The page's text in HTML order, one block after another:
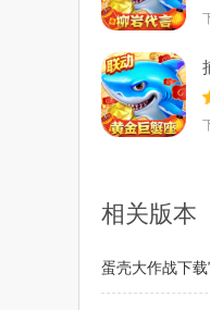
相关版本
蛋壳大作战下